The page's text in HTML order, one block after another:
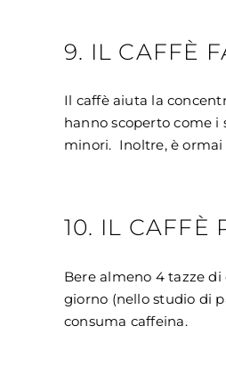
9. IL CAFFÈ
Il caffè aiuta la
hanno scoperto come i
minori. Inoltre, è ormai
10. IL CAFFÈ
Bere almeno 4 tazze di
giorno (nello studio di
consuma caffeina.